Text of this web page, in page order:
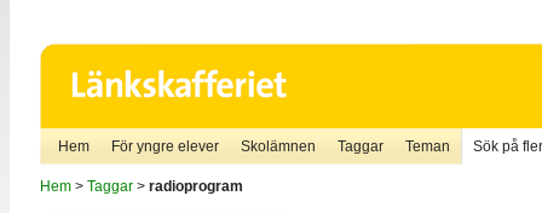
Hem För yngre elever Skolämnen Taggar Teman Sök på
Hem> Taggar> radioprogram